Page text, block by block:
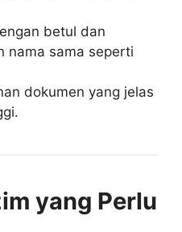
betul dan
nama sama seperti
dokumen yang jelas
yang Perlu